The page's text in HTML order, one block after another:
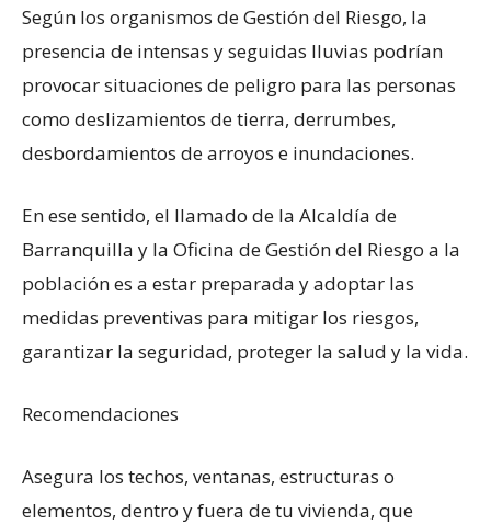
Según los organismos de Gestión del Riesgo, la
presencia de intensas y seguidas lluvias podrían
provocar situaciones de peligro para las personas
como deslizamientos de tierra, derrumbes,
desbordamientos de arroyos e inundaciones.
En ese sentido, el llamado de la Alcaldía de
Barranquilla y la Oficina de Gestión del Riesgo a la
población es a estar preparada y adoptar las
medidas preventivas para mitigar los riesgos,
garantizar la seguridad, proteger la salud y la vida.
Recomendaciones
Asegura los techos, ventanas, estructuras o
elementos, dentro y fuera de tu vivienda, que